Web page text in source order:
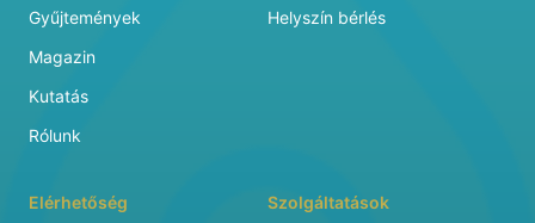
Gyűjtemények
Magazin
Kutatás
Rólunk
Helyszín bérlés
Elérhetőség Szolgáltatások